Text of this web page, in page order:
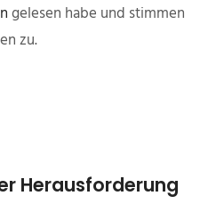
gelesen habe und stimmen
zu.
Herausforderung